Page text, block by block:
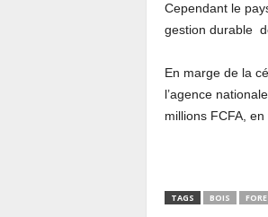
Cependant le
gestion durable
En marge de la
l’agence
millions FCFA,
TAGS BOIS